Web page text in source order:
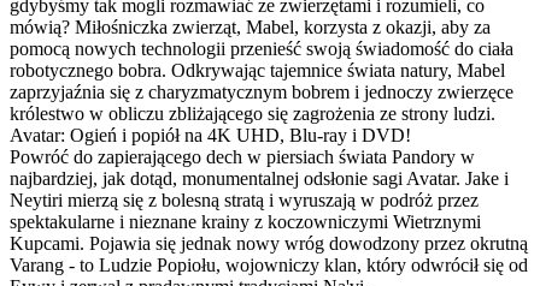
gdybyśmy tak mogli rozmawiać ze zwierzętami i rozumieli, co
mówią? Miłośniczka zwierząt, Mabel, korzysta z okazji, aby za
pomocą nowych technologii przenieść swoją świadomość do ciała
robotycznego bobra. Odkrywając tajemnice świata natury, Mabel
zaprzyjaźnia się z charyzmatycznym bobrem i jednoczy zwierzęce
królestwo w obliczu zbliżającego się zagrożenia ze strony ludzi.
Avatar: Ogień i popiół na 4K UHD, Blu-ray i DVD!
Powróć do zapierającego dech w piersiach świata Pandory w
najbardziej, jak dotąd, monumentalnej odsłonie sagi Avatar. Jake i
Neytiri mierzą się z bolesną stratą i wyruszają w podróż przez
spektakularne i nieznane krainy z koczowniczymi Wietrznymi
Kupcami. Pojawia się jednak nowy wróg dowodzony przez okrutną
Varang - to Ludzie Popiołu, wojowniczy klan, który odwrócił się od